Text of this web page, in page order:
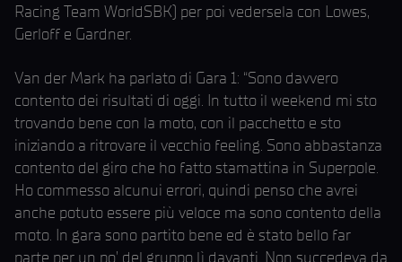
Racing Team WorldSBK) per poi vedersela con Lowes,
Gerloff e Gardner.
Van der Mark ha parlato di Gara 1: “Sono davvero
contento dei risultati di oggi. In tutto il weekend mi sto
trovando bene con la moto, con il pacchetto e sto
iniziando a ritrovare il vecchio feeling. Sono abbastanza
contento del giro che ho fatto stamattina in Superpole.
Ho commesso alcunui errori, quindi penso che avrei
anche potuto essere più veloce ma sono contento della
moto. In gara sono partito bene ed è stato bello far
parte per un po’ del gruppo lì davanti. Non succedeva da